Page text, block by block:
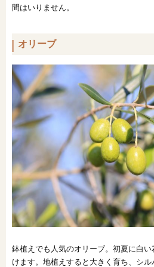
間はいりません。
オリーブ
鉢植えでも人気のオリーブ。初夏に白
けます。地植えすると大きく育ち、シ